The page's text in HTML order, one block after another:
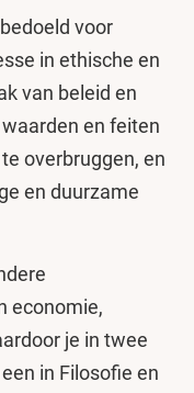
voor
in ethische en
van beleid en
en feiten
overbruggen, en
en duurzame
economie,
je in twee
in Filosofie en